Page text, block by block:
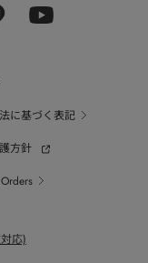
に基づく表記
方針
応)